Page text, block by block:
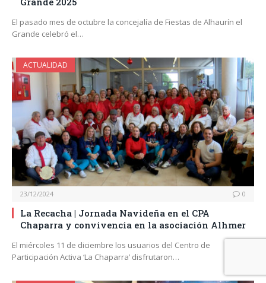
El pasado mes de octubre la concejalía de Fiestas de Alhaurín el
Grande celebró el…
ACTUALIDAD
23/12/2024 0
La Recacha | Jornada Navideña en el CPA
Chaparra y convivencia en la asociación Alhmer
El miércoles 11 de diciembre los usuarios del Centro de
Participación Activa ‘La Chaparra’ disfrutaron…